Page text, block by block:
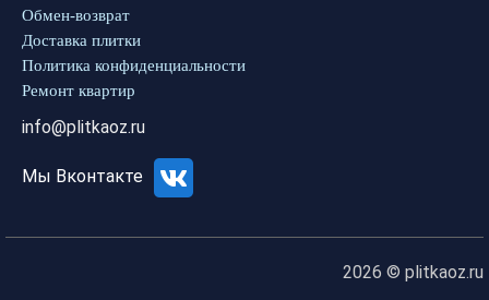
Обмен-возврат
Доставка плитки
Политика конфиденциальности
Ремонт квартир
info@plitkaoz.ru
Мы Вконтакте
2026 © plitkaoz.ru